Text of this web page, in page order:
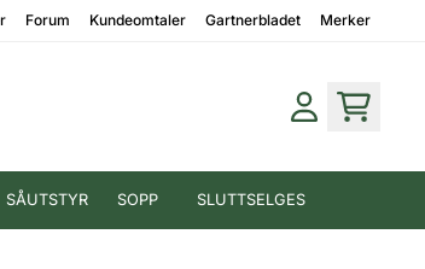
Forum Kundeomtaler Gartnerbladet Merker
SÅUTSTYR SOPP SLUTTSELGES